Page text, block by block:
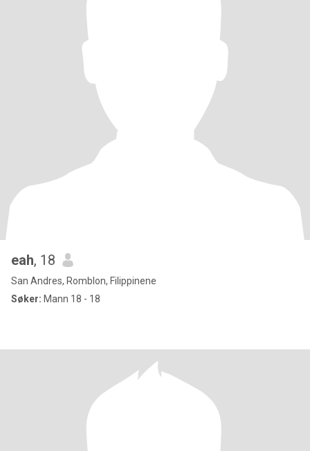
eah, 18
San Andres, Romblon, Filippinene
Søker: Mann 18 - 18